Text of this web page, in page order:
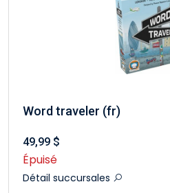
Word traveler (fr)
49,99 $
Épuisé
Détail succursales